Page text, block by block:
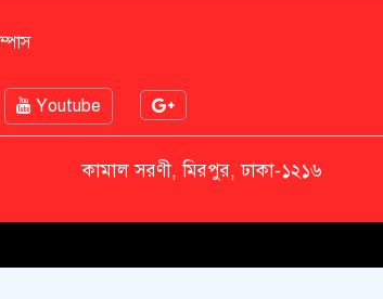
Youtube
কামাল সরণী, মিরপুর, ঢাকা-১২১৬